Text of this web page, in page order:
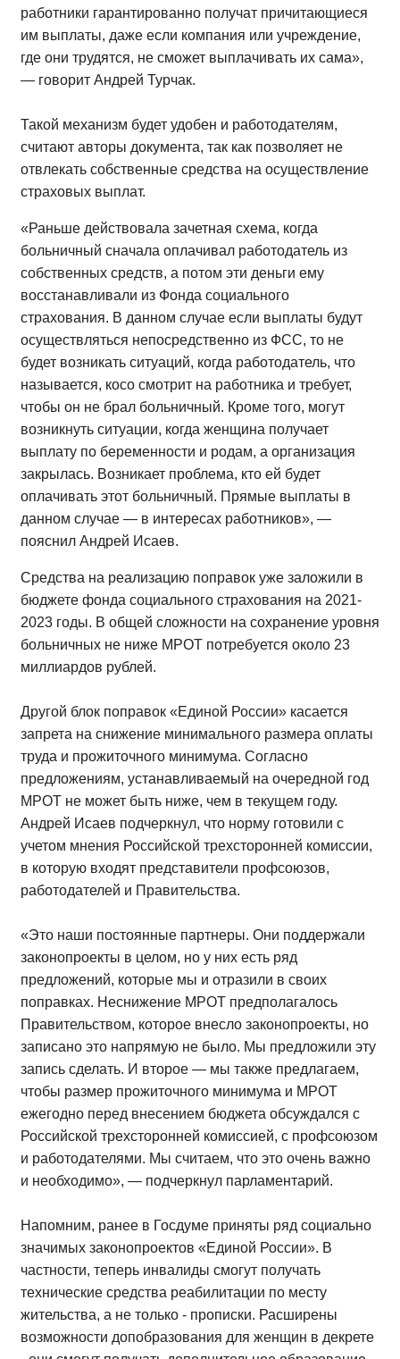
работники гарантированно получат причитающиеся
им выплаты, даже если компания или учреждение,
где они трудятся, не сможет выплачивать их сама»,
— говорит Андрей Турчак.
Такой механизм будет удобен и работодателям,
считают авторы документа, так как позволяет не
отвлекать собственные средства на осуществление
страховых выплат.
«Раньше действовала зачетная схема, когда
больничный сначала оплачивал работодатель из
собственных средств, а потом эти деньги ему
восстанавливали из Фонда социального
страхования. В данном случае если выплаты будут
осуществляться непосредственно из ФСС, то не
будет возникать ситуаций, когда работодатель, что
называется, косо смотрит на работника и требует,
чтобы он не брал больничный. Кроме того, могут
возникнуть ситуации, когда женщина получает
выплату по беременности и родам, а организация
закрылась. Возникает проблема, кто ей будет
оплачивать этот больничный. Прямые выплаты в
данном случае — в интересах работников», —
пояснил Андрей Исаев.
Средства на реализацию поправок уже заложили в
бюджете фонда социального страхования на 2021-
2023 годы. В общей сложности на сохранение уровня
больничных не ниже МРОТ потребуется около 23
миллиардов рублей.
Другой блок поправок «Единой России» касается
запрета на снижение минимального размера оплаты
труда и прожиточного минимума. Согласно
предложениям, устанавливаемый на очередной год
МРОТ не может быть ниже, чем в текущем году.
Андрей Исаев подчеркнул, что норму готовили с
учетом мнения Российской трехсторонней комиссии,
в которую входят представители профсоюзов,
работодателей и Правительства.
«Это наши постоянные партнеры. Они поддержали
законопроекты в целом, но у них есть ряд
предложений, которые мы и отразили в своих
поправках. Неснижение МРОТ предполагалось
Правительством, которое внесло законопроекты, но
записано это напрямую не было. Мы предложили эту
запись сделать. И второе — мы также предлагаем,
чтобы размер прожиточного минимума и МРОТ
ежегодно перед внесением бюджета обсуждался с
Российской трехсторонней комиссией, с профсоюзом
и работодателями. Мы считаем, что это очень важно
и необходимо», — подчеркнул парламентарий.
Напомним, ранее в Госдуме приняты ряд социально
значимых законопроектов «Единой России». В
частности, теперь инвалиды смогут получать
технические средства реабилитации по месту
жительства, а не только - прописки. Расширены
возможности допобразования для женщин в декрете